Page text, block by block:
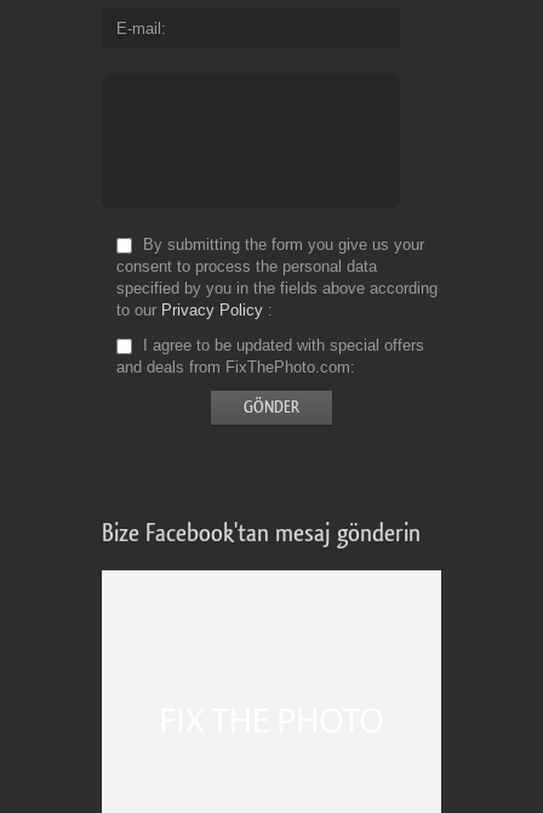
E-mail
By submitting the form you give us your
consent to process the personal data
specified by you in the fields above according
to our Privacy Policy
I agree to be updated with special offers
and deals from FixThePhoto.com
Bize Facebook'tan mesaj gönderin